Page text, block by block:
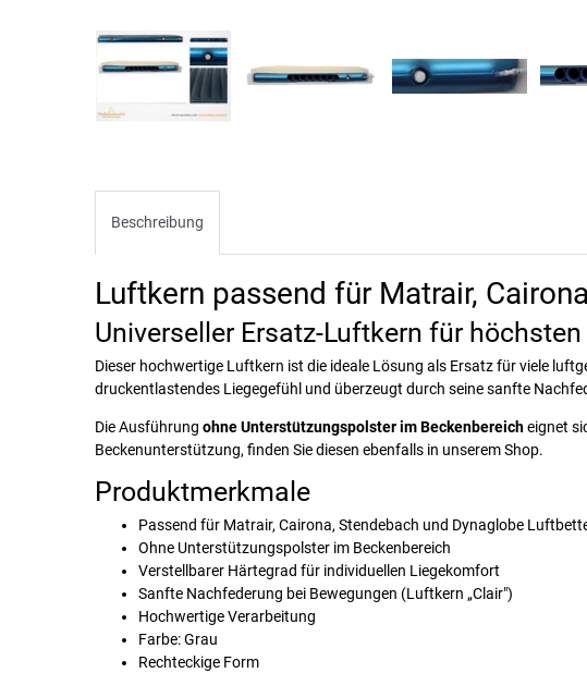
Beschreibung
Luftkern passend für Matrair,
Universeller Ersatz-Luftkern für
Dieser hochwertige Luftkern ist die ideale Lösung als Ersatz für viele
druckentlastendes Liegegefühl und überzeugt durch seine sanfte
Die Ausführung ohne Unterstützungspolster im Beckenbereicheignet
Beckenunterstützung, finden Sie diesen ebenfalls in unserem Shop.
Produktmerkmale
Passend für Matrair, Cairona, Stendebach und Dynaglobe
Ohne Unterstützungspolster im Beckenbereich
Verstellbarer Härtegrad für individuellen Liegekomfort
Sanfte Nachfederung bei Bewegungen (Luftkern „Clair")
Hochwertige Verarbeitung
Farbe: Grau
Rechteckige Form